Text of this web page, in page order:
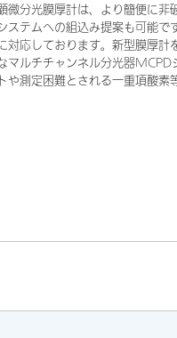
微分光膜厚計は、より簡便に
ステムへの組込み提案も可能
対応しております。新型膜厚
マルチチャンネル分光器
や測定困難とされる一重項酸